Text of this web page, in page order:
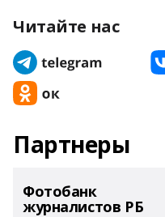
Читайте нас
Партнеры
Фотобанк
журналистов РБ